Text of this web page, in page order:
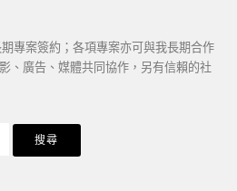
專案簽約；各項專案亦可與我長期合作
、廣告、媒體共同協作，另有信賴的社